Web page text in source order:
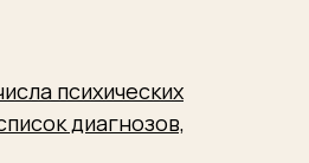
психических
диагнозов,